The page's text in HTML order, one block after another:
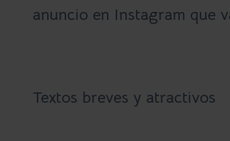
anuncio en Instagram que
Textos breves y atractivos